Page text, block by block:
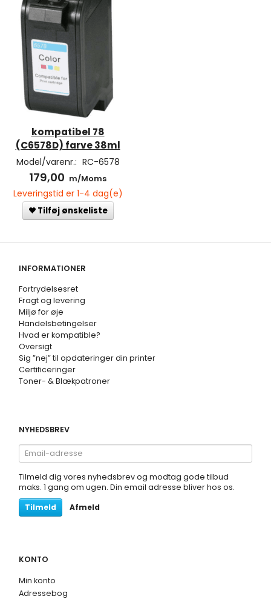
kompatibel 78
(C6578D) farve 38ml
Model/varenr.: RC-6578
179,00 m/Moms
Leveringstid er 1-4 dag(e)
Tilføj ønskeliste
INFORMATIONER
Fortrydelsesret
Fragt og levering
Miljø for øje
Handelsbetingelser
Hvad er kompatible?
Oversigt
Sig ”nej” til opdateringer din printer
Certificeringer
Toner- & Blækpatroner
NYHEDSBREV
Email-
adresse
Tilmeld dig vores nyhedsbrev og modtag gode tilbud
maks. 1 gang om ugen. Din email adresse bliver hos os.
Tilmeld
Afmeld
KONTO
Min konto
Adressebog